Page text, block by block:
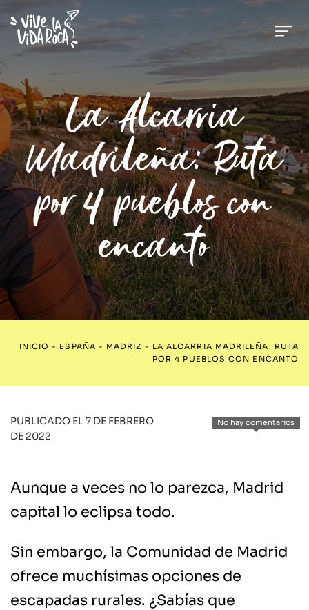
La Alcarria
Madrileña: Ruta
por 4 pueblos con
encanto
INICIO - ESPAÑA - MADRIZ - LA ALCARRIA MADRILEÑA: RUTA
POR 4 PUEBLOS CON ENCANTO
No hay comentarios
PUBLICADO EL 7 DE FEBRERO
DE 2022
Aunque a veces no lo parezca, Madrid
capital lo eclipsa todo.
Sin embargo, la Comunidad de Madrid
ofrece muchísimas opciones de
escapadas rurales. ¿Sabías que